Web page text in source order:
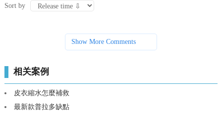
Sort by
Show More Comments
相关案例
皮衣縮水怎麼補救
最新款普拉多缺點